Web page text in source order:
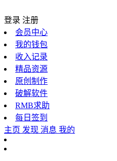
登录 注册
会员中心
我的钱包
收入记录
精品资源
原创制作
破解软件
RMB求助
每日签到
主页 发现 消息 我的